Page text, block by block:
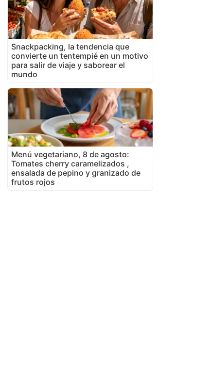
Snackpacking, la tendencia que
convierte un tentempié en un motivo
para salir de viaje y saborear el
mundo
Menú vegetariano, 8 de agosto:
Tomates cherry caramelizados ,
ensalada de pepino y granizado de
frutos rojos